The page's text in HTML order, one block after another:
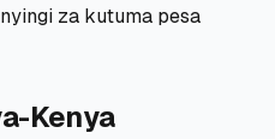
za kutuma pesa
Kenya